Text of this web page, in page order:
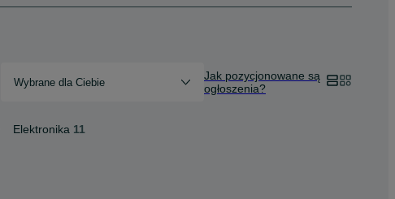
Wybrane dla Ciebie
Jak pozycjonowane są
ogłoszenia?
Elektronika 11